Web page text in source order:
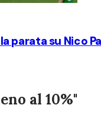
parata su Nico
al 10%"